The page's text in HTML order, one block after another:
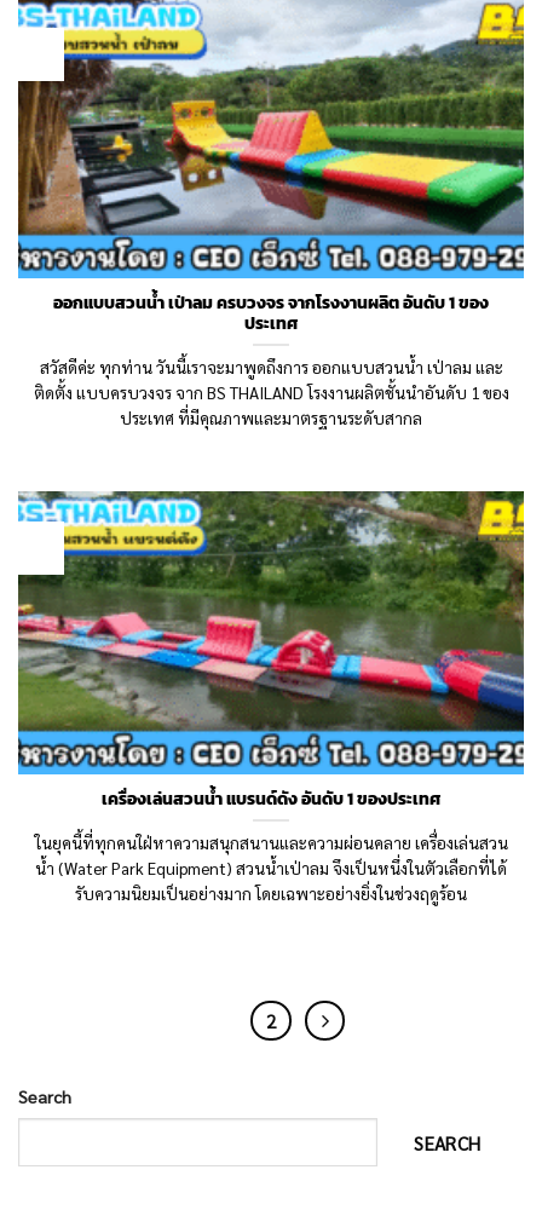
ออกแบบสวนน้ำ เป่าลม ครบวงจร จากโรงงานผลิต อันดับ 1 ของ
ประเทศ
สวัสดีค่ะ ทุกท่าน วันนี้เราจะมาพูดถึงการ ออกแบบสวนน้ำ เป่าลม และ
ติดตั้ง แบบครบวงจร จาก BS THAILAND โรงงานผลิตชั้นนำอันดับ 1 ของ
ประเทศ ที่มีคุณภาพและมาตรฐานระดับสากล
เครื่องเล่นสวนน้ำ แบรนด์ดัง อันดับ 1 ของประเทศ
ในยุคนี้ที่ทุกคนใฝ่หาความสนุกสนานและความผ่อนคลาย เครื่องเล่นสวน
น้ำ (Water Park Equipment) สวนน้ำเป่าลม จึงเป็นหนึ่งในตัวเลือกที่ได้
รับความนิยมเป็นอย่างมาก โดยเฉพาะอย่างยิ่งในช่วงฤดูร้อน
2
Search
SEARCH